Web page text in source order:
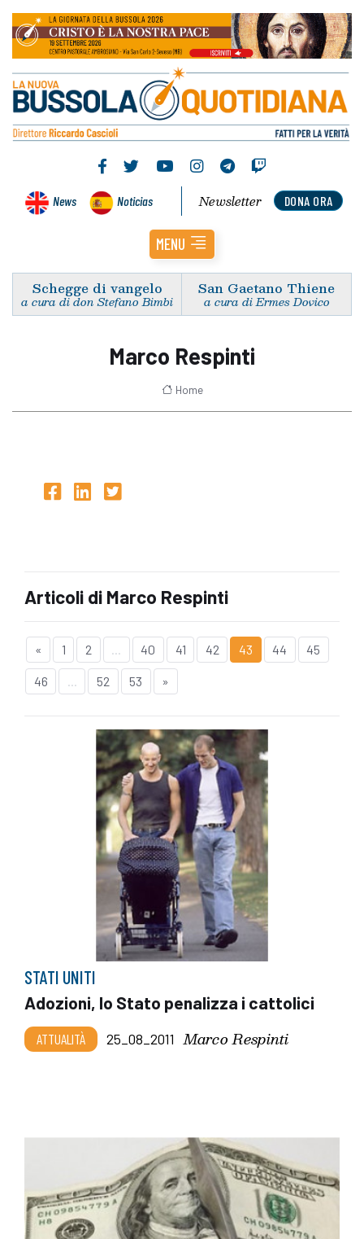
News Noticias DONA ORA
Newsletter
MENU
Schegge di vangelo
a cura di don Stefano Bimbi
San Gaetano Thiene
a cura di Ermes Dovico
Marco Respinti
Home
Articoli di Marco Respinti
« 1 2 40 41 42 43 44 45
46 ... 52 53 »
STATI UNITI
Adozioni, lo Stato penalizza i cattolici
ATTUALITÀ 25_08_2011 Marco Respinti